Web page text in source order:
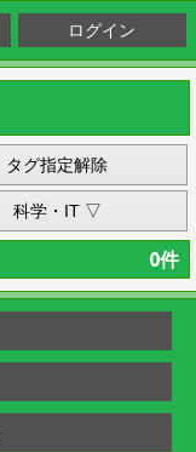
ログイン
タグ指定解除
科学・IT ▽
0件